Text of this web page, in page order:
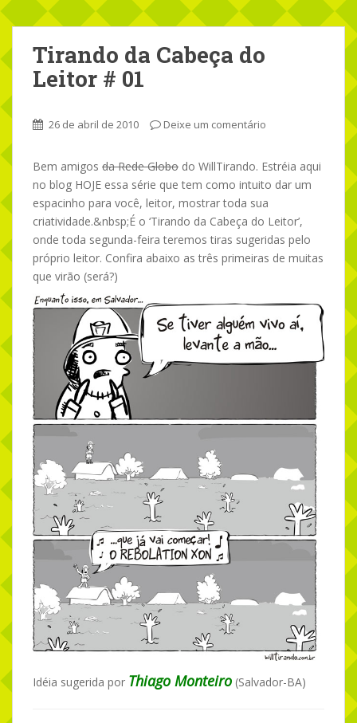
Tirando da Cabeça do
Leitor # 01
26 de abril de 2010 Deixe um comentário
Bem amigos da Rede Globo do WillTirando. Estréia aqui
no blog HOJE essa série que tem como intuito dar um
espacinho para você, leitor, mostrar toda sua
criatividade.&nbsp;É o ‘Tirando da Cabeça do Leitor’,
onde toda segunda-feira teremos tiras sugeridas pelo
próprio leitor. Confira abaixo as três primeiras de muitas
que virão (será?)
Idéia sugerida por Thiago Monteiro (Salvador-BA)